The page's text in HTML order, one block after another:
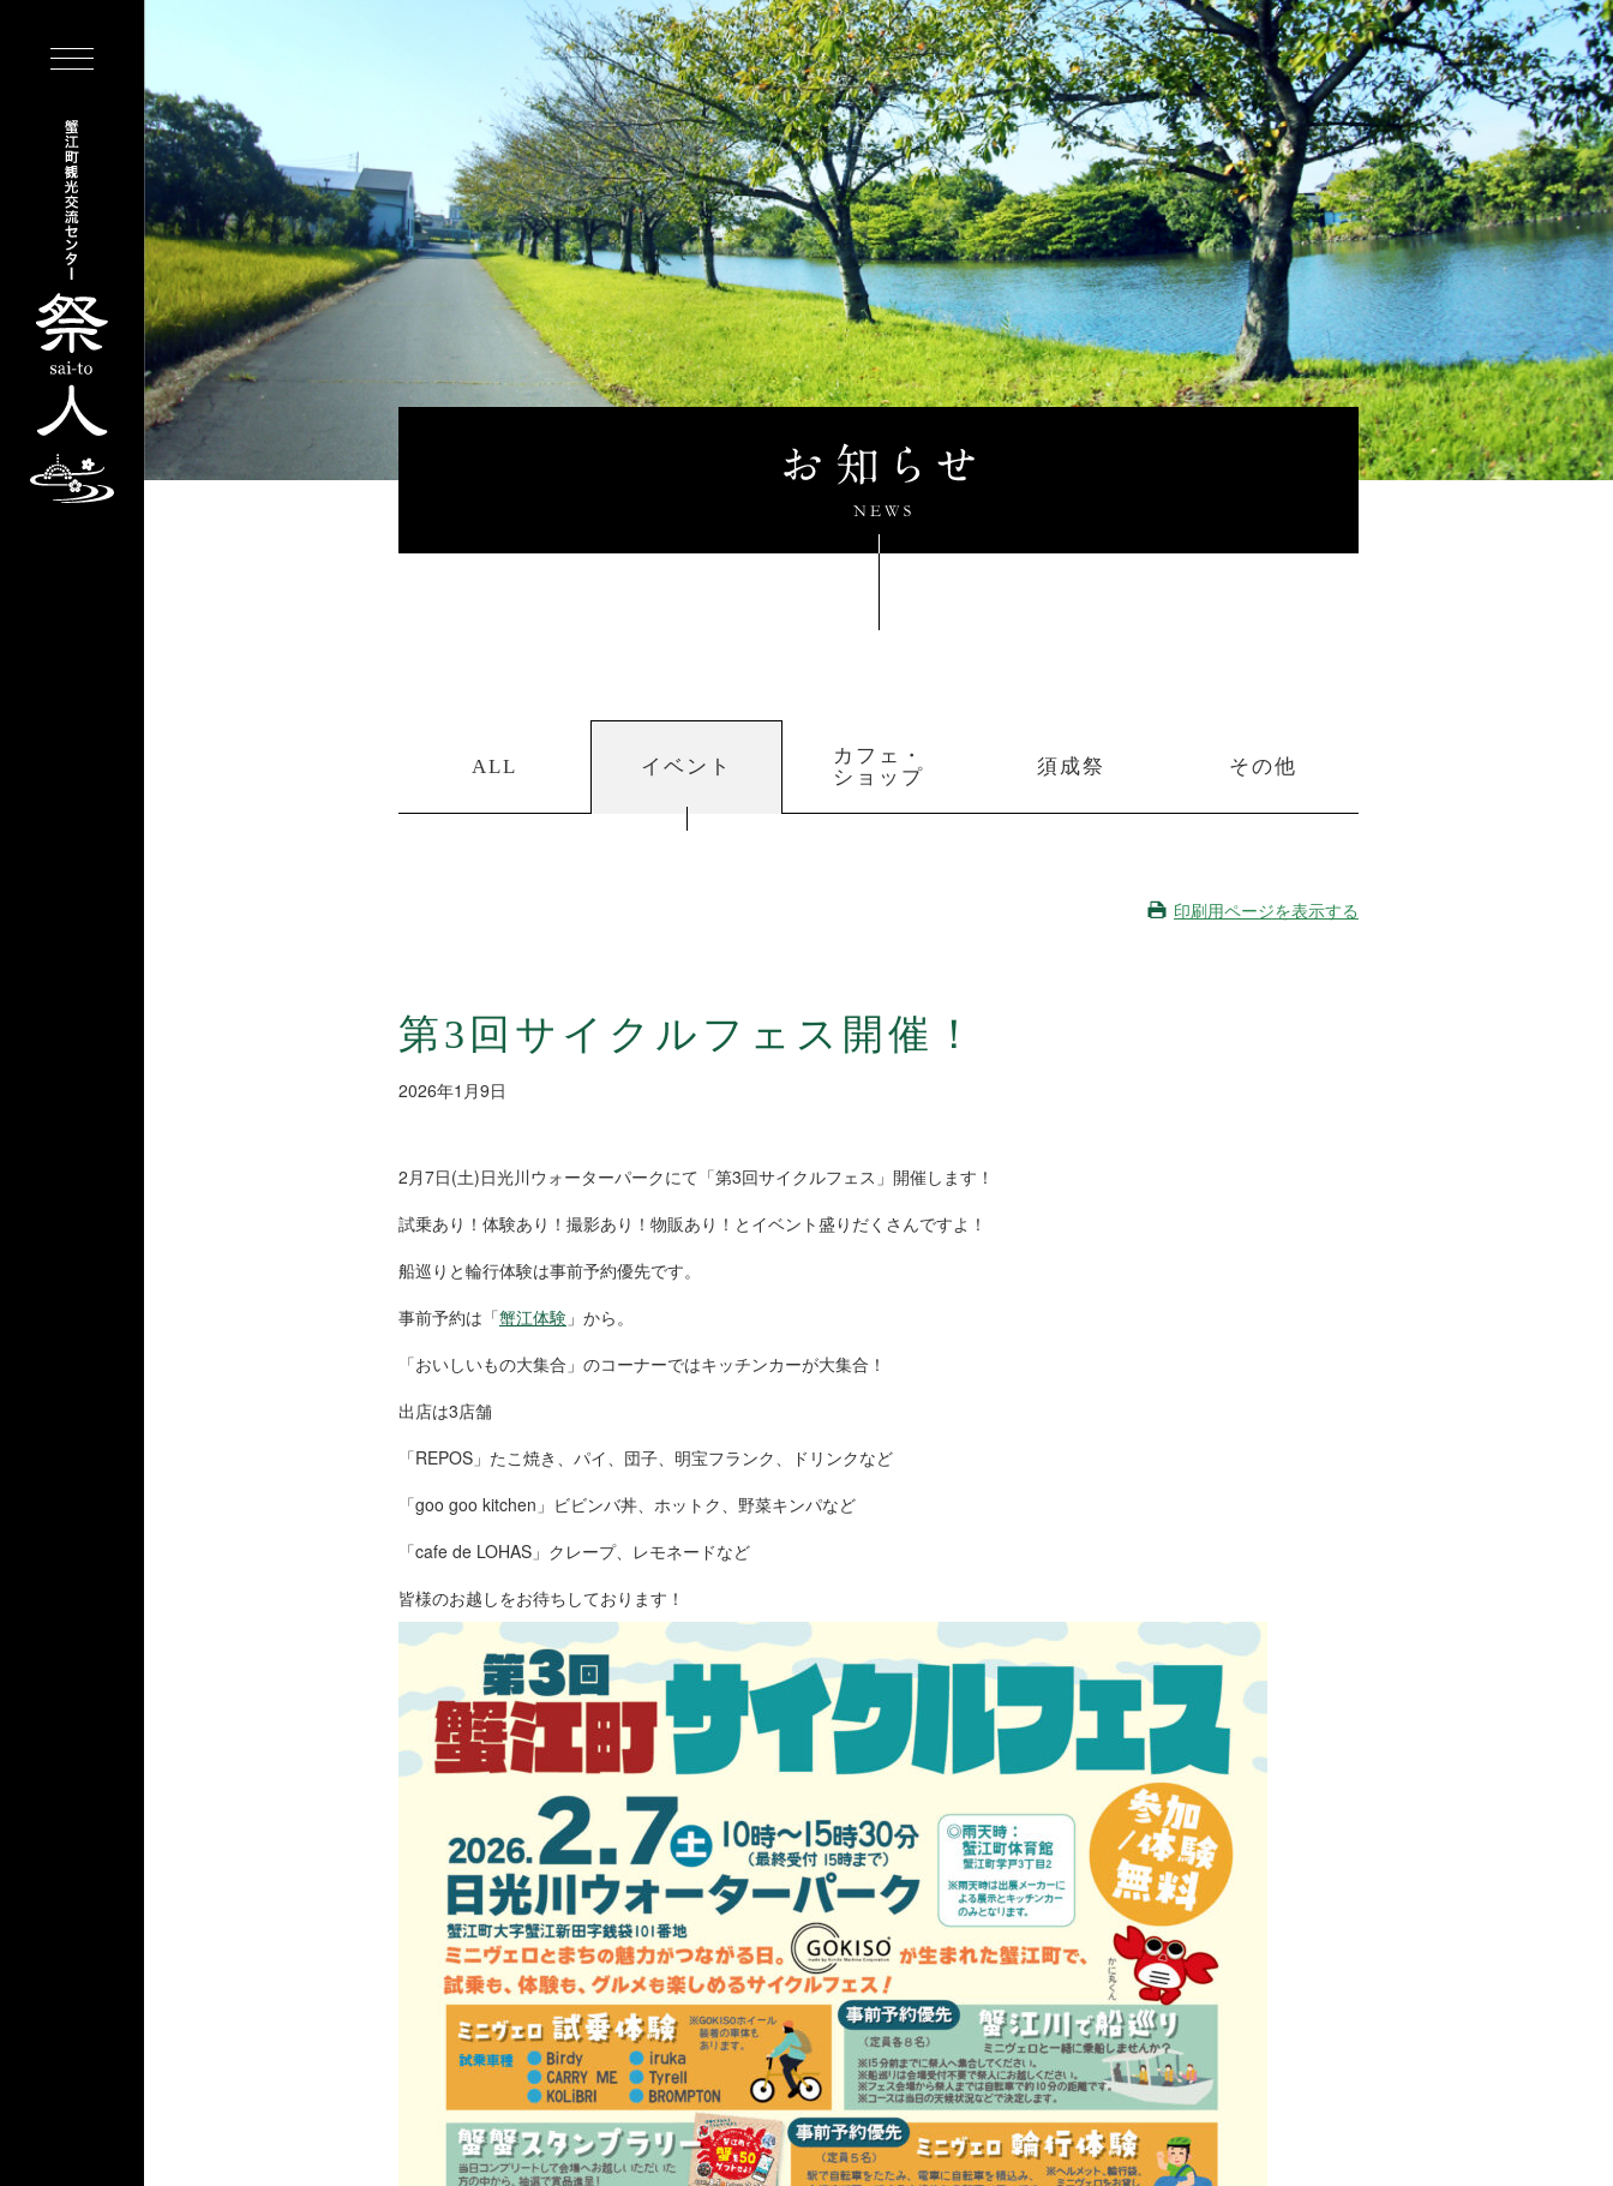
ALL イベント
カフェ・
ショップ
須成祭 その他
印刷用ページを表示する
第3回サイクルフェス開催！
2026年1月9日
2月7日(土)日光川ウォーターパークにて「第3回サイクルフェス」開催します！
試乗あり！体験あり！撮影あり！物販あり！とイベント盛りだくさんですよ！
船巡りと輪行体験は事前予約優先です。
事前予約は「蟹江体験 」から。
「おいしいもの大集合」のコーナーではキッチンカーが大集合！
出店は3店舗
「REPOS」たこ焼き、パイ、団子、明宝フランク、ドリンクなど
「goo goo kitchen」ビビンバ丼、ホットク、野菜キンパなど
「cafe de LOHAS」クレープ、レモネードなど
皆様のお越しをお待ちしております！